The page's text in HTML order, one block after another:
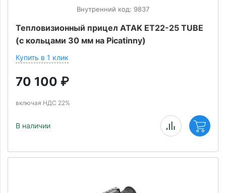
Внутренний код: 9837
Тепловизионный прицел ATAK ET22-25 TUBE
(с кольцами 30 мм на Picatinny)
Купить в 1 клик
70 100 ₽
включая НДС 22%
В наличии